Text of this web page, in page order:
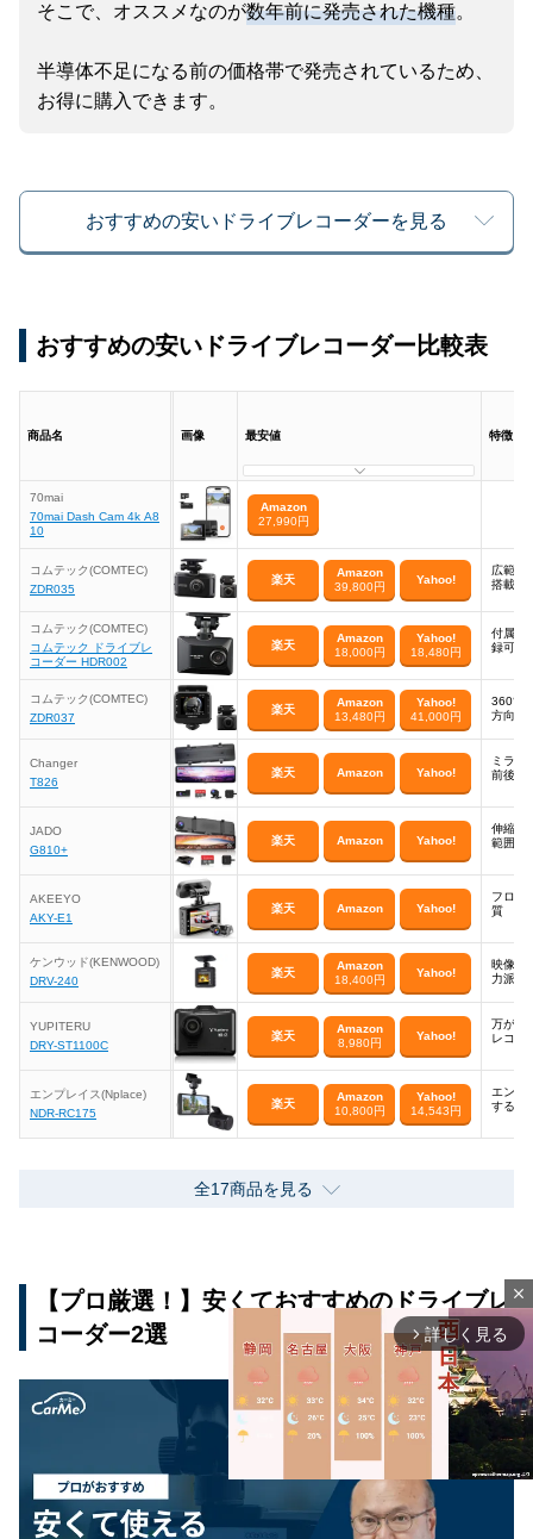
そこで、オススメなのが数年前に発売された機種。
半導体不足になる前の価格帯で発売されているため、
お得に購入できます。
おすすめの安いドライブレコーダーを見る
おすすめの安いドライブレコーダー比較表
商品名 画像 最安値 特徴
70mai
70mai Dash Cam 4k A8
10
Amazon
27,990円
コムテック(COMTEC)
ZDR035
楽天
Amazon
39,800円
Yahoo!
広範囲
搭載で
コムテック(COMTEC)
コムテック ドライブレ
コーダー HDR002
楽天
Amazon
18,000円
Yahoo!
18,480円
付属
録可能
コムテック(COMTEC)
ZDR037
楽天
Amazon
13,480円
Yahoo!
41,000円
360°カ
方向死
Changer
T826
楽天 Amazon Yahoo!
ミラー
前後カ
JADO
G810+
楽天 Amazon Yahoo!
伸縮カ
範囲の
AKEEYO
AKY-E1
楽天 Amazon Yahoo!
フロン
質
ケンウッド(KENWOOD)
DRV-240
楽天
Amazon
18,400円
Yahoo!
映像の
力派の
YUPITERU
DRY-ST1100C
楽天
Amazon
8,980円
Yahoo!
万がい
レコー
エンプレイス(Nplace)
NDR-RC175
楽天
Amazon
10,800円
Yahoo!
14,543円
エンジ
するた
全17商品を見る
【プロ厳選！】安くておすすめのドライブレ
コーダー2選
close
arrow_forward_ios 詳しく見る